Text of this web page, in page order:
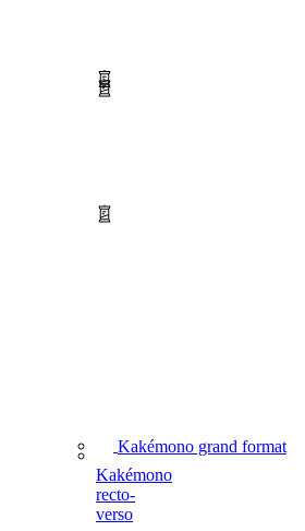
Kakémono
recto-
verso
Kakémono grand format